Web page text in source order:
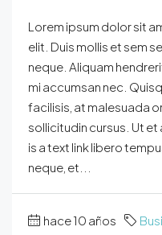
Lorem ipsum dolor sit
elit. Duis mollis et sem
neque. Aliquam
mi accumsan nec.
facilisis, at malesuada
sollicitudin cursus. Ut
is a text link libero
neque, et...
hace 10 años